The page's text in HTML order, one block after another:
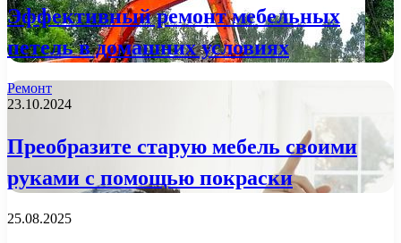
Эффективный ремонт мебельных
петель в домашних условиях
Ремонт
23.10.2024
Преобразите старую мебель своими
руками с помощью покраски
25.08.2025